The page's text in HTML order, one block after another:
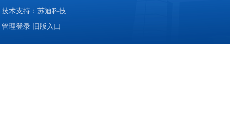
技术支持：苏迪科技
管理登录 旧版入口